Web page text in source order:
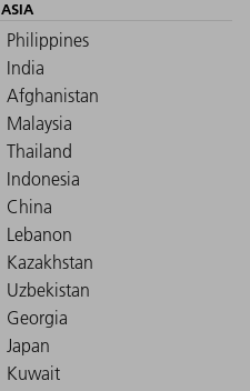
ASIA
Philippines
India
Afghanistan
Malaysia
Thailand
Indonesia
China
Lebanon
Kazakhstan
Uzbekistan
Georgia
Japan
Kuwait